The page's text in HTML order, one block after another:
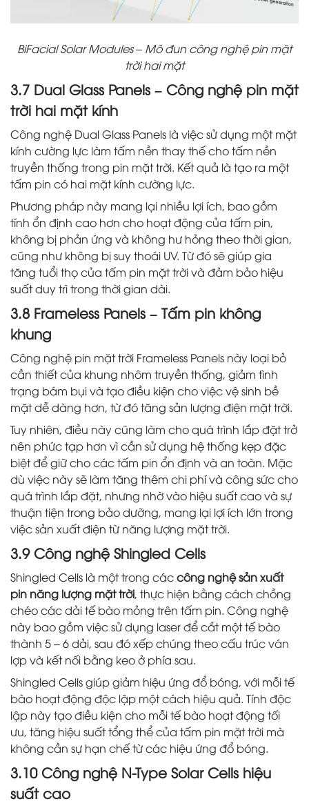
BiFacial Solar Modules – Mô đun công nghệ pin mặt
trời hai mặt
3.7 Dual Glass Panels – Công nghệ pin mặt
trời hai mặt kính
Công nghệ Dual Glass Panels là việc sử dụng một mặt
kính cường lực làm tấm nền thay thế cho tấm nền
truyền thống trong pin mặt trời. Kết quả là tạo ra một
tấm pin có hai mặt kính cường lực.
Phương pháp này mang lại nhiều lợi ích, bao gồm
tính ổn định cao hơn cho hoạt động của tấm pin,
không bị phản ứng và không hư hỏng theo thời gian,
cũng như không bị suy thoái UV. Từ đó sẽ giúp gia
tăng tuổi thọ của tấm pin mặt trời và đảm bảo hiệu
suất duy trì trong thời gian dài.
3.8 Frameless Panels – Tấm pin không
khung
Công nghệ pin mặt trời Frameless Panels này loại bỏ
cần thiết của khung nhôm truyền thống, giảm tình
trạng bám bụi và tạo điều kiện cho việc vệ sinh bề
mặt dễ dàng hơn, từ đó tăng sản lượng điện mặt trời.
Tuy nhiên, điều này cũng làm cho quá trình lắp đặt trở
nên phức tạp hơn vì cần sử dụng hệ thống kẹp đặc
biệt để giữ cho các tấm pin ổn định và an toàn. Mặc
dù việc này sẽ làm tăng thêm chi phí và công sức cho
quá trình lắp đặt, nhưng nhờ vào hiệu suất cao và sự
thuận tiện trong bảo dưỡng, mang lại lợi ích lớn trong
việc sản xuất điện từ năng lượng mặt trời.
3.9 Công nghệ Shingled Cells
Shingled Cells là một trong cáccông nghệ sản xuất
pin năng lượng mặt trời, thực hiện bằng cách chồng
chéo các dải tế bào mỏng trên tấm pin. Công nghệ
này bao gồm việc sử dụng laser để cắt một tế bào
thành 5 – 6 dải, sau đó xếp chúng theo cấu trúc ván
lợp và kết nối bằng keo ở phía sau.
Shingled Cells giúp giảm hiệu ứng đổ bóng, với mỗi tế
bào hoạt động độc lập một cách hiệu quả. Tính độc
lập này tạo điều kiện cho mỗi tế bào hoạt động tối
ưu, tăng hiệu suất tổng thể của tấm pin mặt trời mà
không cần sự hạn chế từ các hiệu ứng đổ bóng.
3.10 Công nghệ N-Type Solar Cells hiệu
suất cao